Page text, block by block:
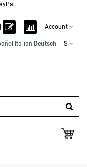
Account
Italian Deutsch $